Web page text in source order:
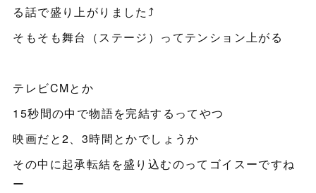
る話で盛り上がりました⤴️
そもそも舞台（ステージ）ってテンション上がる
テレビCMとか
15秒間の中で物語を完結するってやつ
映画だと2、3時間とかでしょうか
その中に起承転結を盛り込むのってゴイスーですね
ー